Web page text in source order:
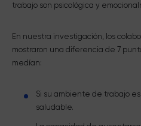
trabajo son psicológica y
En nuestra investigación, los
mostraron una diferencia de 7
medían:
Si su ambiente de trabajo
saludable.